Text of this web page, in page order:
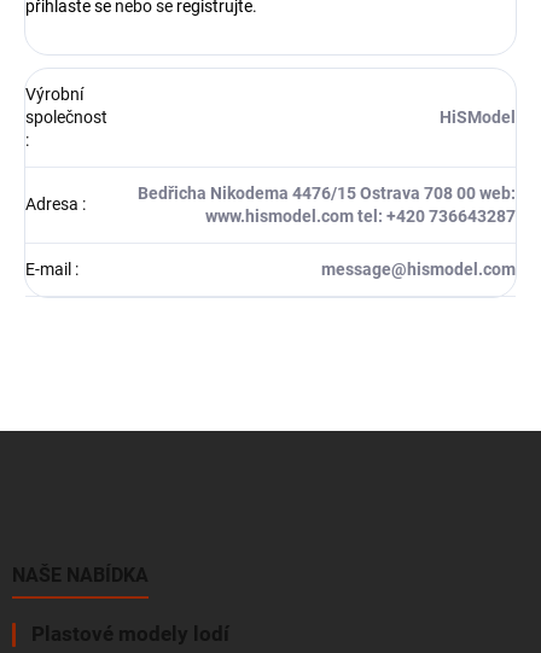
přihlaste se nebo se registrujte.
Výrobní
společnost
:
HiSModel
Adresa :
Bedřicha Nikodema 4476/15 Ostrava 708 00 web:
www.hismodel.com tel: +420 736643287
E-mail : message@hismodel.com
NAŠE NABÍDKA
Plastové modely lodí